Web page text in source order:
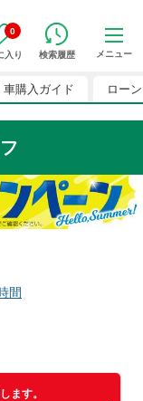
0
入り 検索履歴 メニュー
車購入ガイド ローン
間
ます。